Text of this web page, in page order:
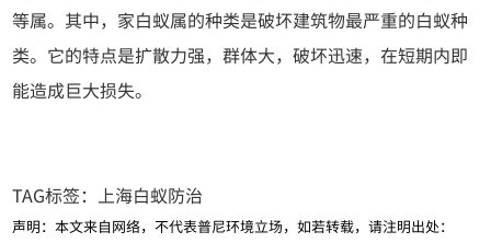
等属。其中，家白蚁属的种类是破坏建筑物最严重的白蚁种
类。它的特点是扩散力强，群体大，破坏迅速，在短期内即
能造成巨大损失。
TAG标签： 上海白蚁防治
声明：本文来自网络，不代表普尼环境立场，如若转载，请注明出处：